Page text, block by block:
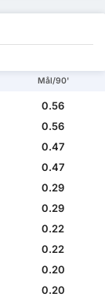
Mål/90'
0.56
0.56
0.47
0.47
0.29
0.29
0.22
0.22
0.20
0.20